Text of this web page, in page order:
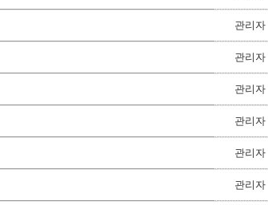
관리자
관리자
관리자
관리자
관리자
관리자